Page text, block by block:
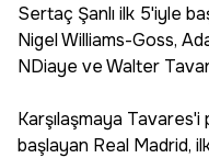
Sertaç Şanlı ilk 5'iyle
Nigel Williams-Goss,
NDiaye ve Walter
Karşılaşmaya
başlayan Real Madrid,